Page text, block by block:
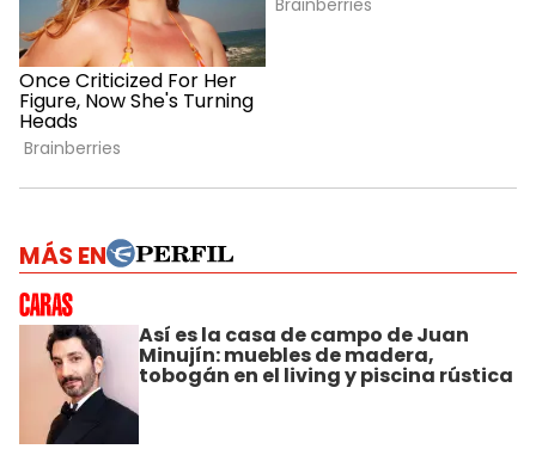
MÁS EN
Así es la casa de campo de Juan
Minujín: muebles de madera,
tobogán en el living y piscina rústica